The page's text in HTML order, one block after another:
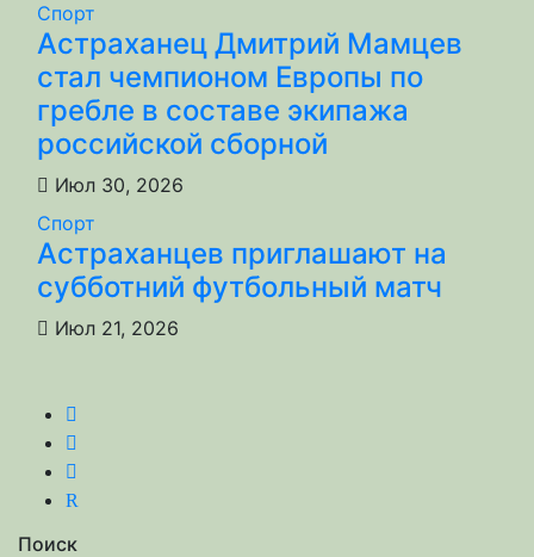
Спорт
Астраханец Дмитрий Мамцев
стал чемпионом Европы по
гребле в составе экипажа
российской сборной
Июл 30, 2026
Спорт
Астраханцев приглашают на
субботний футбольный матч
Июл 21, 2026
R
Поиск